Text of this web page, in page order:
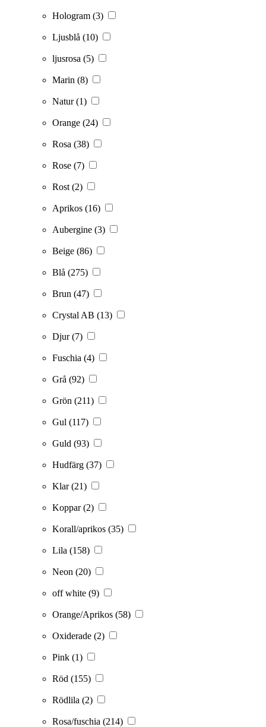
Hologram (3)
Ljusblå (10)
ljusrosa (5)
Marin (8)
Natur(1)
Orange (24)
Rosa (38)
Rose (7)
Rost (2)
Aprikos (16)
Aubergine (3)
Beige (86)
Blå (275)
Brun (47)
Crystal AB (13)
Djur(7)
Fuschia (4)
Grå (92)
Grön (211)
Gul (117)
Guld (93)
Hudfärg (37)
Klar(21)
Koppar(2)
Korall/aprikos (35)
Lila (158)
Neon (20)
off white (9)
Orange/Aprikos (58)
Oxiderade (2)
Pink (1)
Röd (155)
Rödlila (2)
Rosa/fuschia (214)